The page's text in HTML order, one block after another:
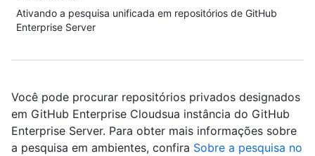
Ativando a pesquisa unificada em repositórios de GitHub
Enterprise Server
Você pode procurar repositórios privados designados
em GitHub Enterprise Cloudsua instância do GitHub
Enterprise Server. Para obter mais informações sobre
a pesquisa em ambientes, confira Sobre a pesquisa no